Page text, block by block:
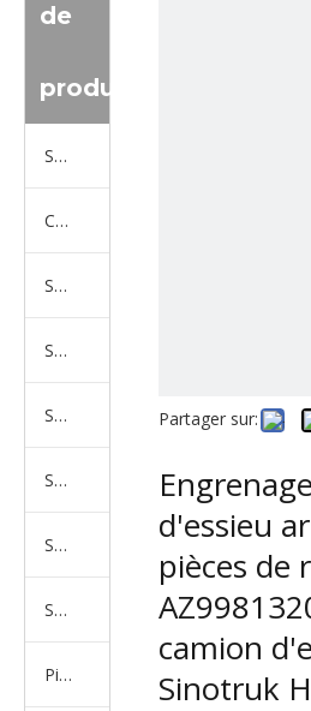
de
produit
Série de camions Sinotruk
Camion Shacman Série
Série de camions SAIC-lveco Hongyan
Série de camions Foton Auman
Série de camions FAW Jiefang
Série de camions Dongfeng
Série de camions North Benz Beiben
Série de camions américains, européens et japonais
Pièces de rechange de machines d'ingénierie de camion minier
Partager sur:
d'essieu
pièces de
camion
Sinotruk